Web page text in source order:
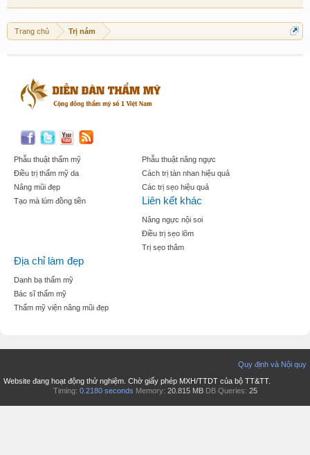
Trang chủ Trị nám
Phẫu thuật thẩm mỹ
Điều trị thẩm mỹ da
Nâng mũi đẹp
Tạo mà lúm đồng tiền
Phẫu thuật nâng ngực
Cách trị tàn nhan hiệu quả
Các trị sẹo hiệu quả
Liên kết khác
Nâng ngực nội soi
Điều trị sẹo lõm
Trị sẹo thâm
Địa chỉ làm đẹp
Danh bạ thẩm mỹ
Bác sĩ thẩm mỹ
Thẩm mỹ viện nâng mũi đẹp
Quy định và Nội quy
Website đang hoạt động thử nghiệm. Chờ giấy phép MXH/TTDT của bộ TT&TT.
Timing: 0.2180 seconds Memory: 20.815 MB DB Queries: 25